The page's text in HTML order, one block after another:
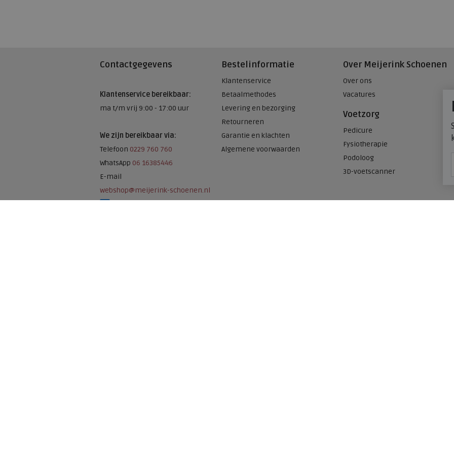
Contactgegevens
Klantenservice bereikbaar:
ma t/m vrij 9:00 - 17:00 uur
We zijn bereikbaar via:
Telefoon 0229 760 760
WhatsApp 06 16385446
E-mail
webshop@meijerink-schoenen.nl
Bestelinformatie
Klantenservice
Betaalmethodes
Levering en bezorging
Retourneren
Garantie en klachten
Algemene voorwaarden
Over Meijerink Schoenen
Over ons
Vacatures
Voetzorg
Pedicure
Fysiotherapie
Podoloog
3D-voetscanner